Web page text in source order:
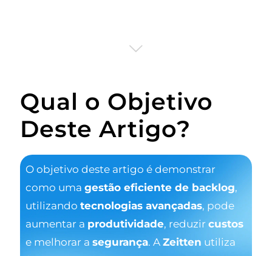
Qual o Objetivo
Deste Artigo?
O objetivo deste artigo é demonstrar
como uma gestão eficiente de backlog,
utilizando tecnologias avançadas, pode
aumentar a produtividade, reduzir custos
e melhorar a segurança. A Zeitten utiliza